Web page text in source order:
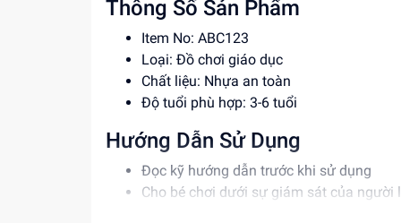
Thông Số Sản Phẩm
Item No: ABC123
Loại: Đồ chơi giáo dục
Chất liệu: Nhựa an toàn
Độ tuổi phù hợp: 3-6 tuổi
Hướng Dẫn Sử Dụng
Đọc kỹ hướng dẫn trước khi sử dụng
Cho bé chơi dưới sự giám sát của người
Tránh để đồ chơi tiếp xúc với nước